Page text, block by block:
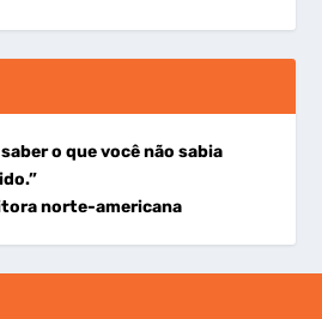
o que você não sabia
norte-americana